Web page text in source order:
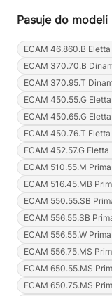
Pasuje do modeli
ECAM 46.860.B
ECAM 370.70.B
ECAM 370.95.T
ECAM 450.55.G
ECAM 450.65.G
ECAM 450.76.T
ECAM 452.57.G Eletta
ECAM 510.55.M
ECAM 516.45.MB
ECAM 550.55.SB
ECAM 556.55.SB
ECAM 556.55.W
ECAM 556.75.MS
ECAM 650.55.MS
ECAM 650.75.MS